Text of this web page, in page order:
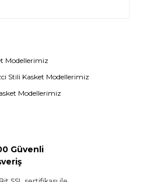
Modellerimiz
Stili Kasket Modellerimiz
Modellerimiz
Güvenli